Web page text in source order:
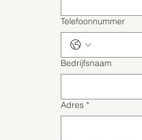
Telefoonnummer
Bedrijfsnaam
Adres *